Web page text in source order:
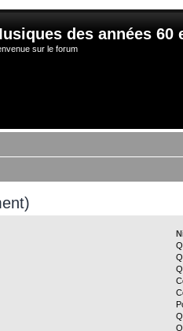
des années 60
sur le forum